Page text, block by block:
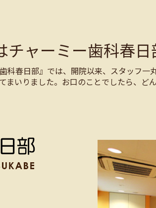
ャーミー歯科春日
春日部』では、開院以来、スタッフ
いりました。お口のことでしたら、ど